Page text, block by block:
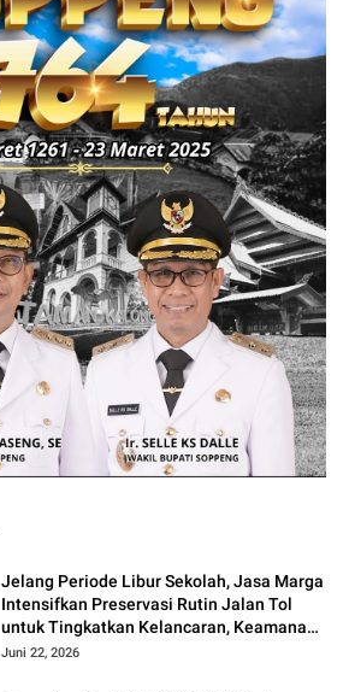
Jelang Periode Libur Sekolah, Jasa Marga
Intensifkan Preservasi Rutin Jalan Tol
untuk Tingkatkan Kelancaran, Keamanan
dan Kenyamanan Perjalanan
Juni 22, 2026